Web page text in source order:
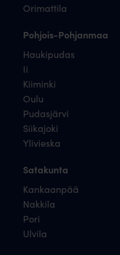
Orimattila
Pohjois-Pohjanmaa
Haukipudas
Ii
Kiiminki
Oulu
Pudasjärvi
Siikajoki
Ylivieska
Satakunta
Kankaanpää
Nakkila
Pori
Ulvila